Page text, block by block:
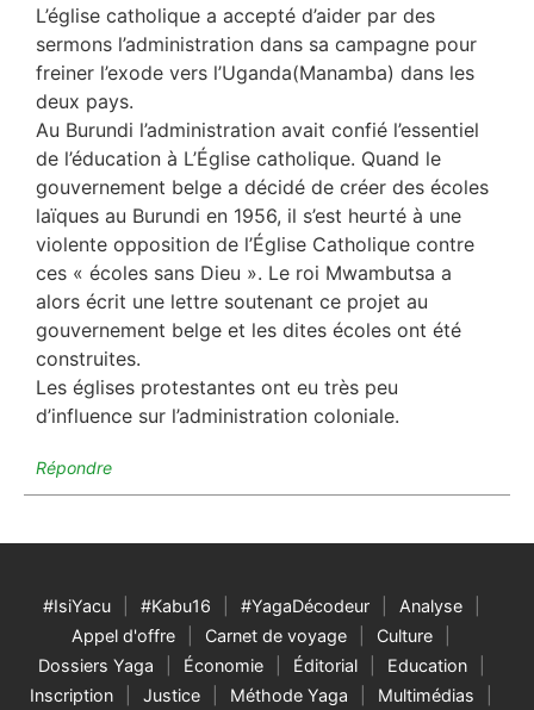
L’église catholique a accepté d’aider par des
sermons l’administration dans sa campagne pour
freiner l’exode vers l’Uganda(Manamba) dans les
deux pays.
Au Burundi l’administration avait confié l’essentiel
de l’éducation à L’Église catholique. Quand le
gouvernement belge a décidé de créer des écoles
laïques au Burundi en 1956, il s’est heurté à une
violente opposition de l’Église Catholique contre
ces « écoles sans Dieu ». Le roi Mwambutsa a
alors écrit une lettre soutenant ce projet au
gouvernement belge et les dites écoles ont été
construites.
Les églises protestantes ont eu très peu
d’influence sur l’administration coloniale.
Répondre
#IsiYacu #Kabu16 #YagaDécodeur
Analyse
Appel d'offre
Carnet de voyage
Culture
Dossiers Yaga
Économie Éditorial
Education
Inscription
Justice Méthode Yaga Multimédias